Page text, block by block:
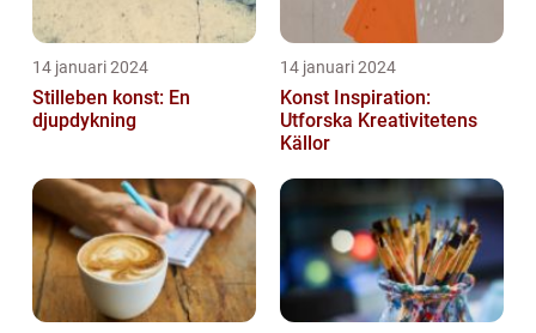
14 januari 2024
Stilleben konst: En
djupdykning
14 januari 2024
Konst Inspiration:
Utforska Kreativitetens
Källor